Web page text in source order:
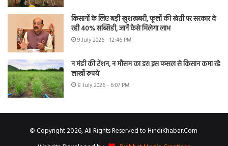
किसानों के लिए बड़ी खुशखबरी, फूलों की खेती पर सरकार दे
रही 40% सब्सिडी, जानें कैसे मिलेगा लाभ
9 July 2026 - 12:46 PM
न मंडी की टेंशन, न मौसम का डर! इस फसल से किसान कमा रहे
लाखों रुपये
8 July 2026 - 6:07 PM
© Copyright 2026, All Rights Reserved to HindiKhabar.Com